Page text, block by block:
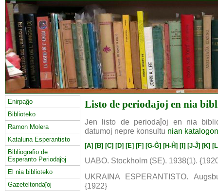
Enirpaĝo
Biblioteko
Ramon Molera
Kataluna Esperantisto
Bibliografio de
Esperanto Periodaĵoj
El nia biblioteko
Gazeteltondaĵoj
Listo de periodaĵoj en nia
Jen listo de periodaĵoj en nia
datumoj nepre konsultu nian katalogon
[A] [B] [C] [D] [E] [F] [G-Ĝ] [H-Ĥ] [I] [J-Ĵ] [K]
UABO. Stockholm (SE). 1938(1).
UKRAINA ESPERANTISTO.
{1922}